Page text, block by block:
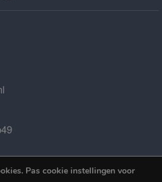
Pas cookie instellingen voor